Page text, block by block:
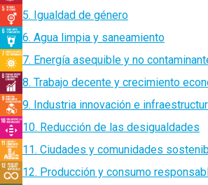
5. Igualdad de género
6. Agua limpia y saneamiento
7. Energía asequible y no
8. Trabajo decente y crecimiento
9. Industria innovación e
10. Reducción de las desigualdades
11. Ciudades y comunidades
12. Producción y consumo